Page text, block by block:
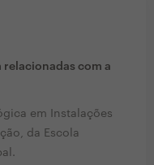
relacionadas com a
em Instalações
da Escola